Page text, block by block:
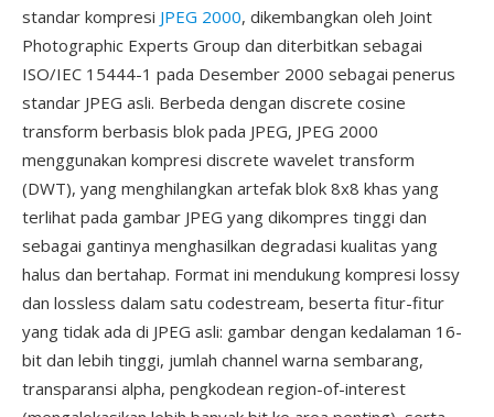
standar kompresi JPEG 2000, dikembangkan oleh Joint
Photographic Experts Group dan diterbitkan sebagai
ISO/IEC 15444-1 pada Desember 2000 sebagai penerus
standar JPEG asli. Berbeda dengan discrete cosine
transform berbasis blok pada JPEG, JPEG 2000
menggunakan kompresi discrete wavelet transform
(DWT), yang menghilangkan artefak blok 8x8 khas yang
terlihat pada gambar JPEG yang dikompres tinggi dan
sebagai gantinya menghasilkan degradasi kualitas yang
halus dan bertahap. Format ini mendukung kompresi lossy
dan lossless dalam satu codestream, beserta fitur-fitur
yang tidak ada di JPEG asli: gambar dengan kedalaman 16-
bit dan lebih tinggi, jumlah channel warna sembarang,
transparansi alpha, pengkodean region-of-interest